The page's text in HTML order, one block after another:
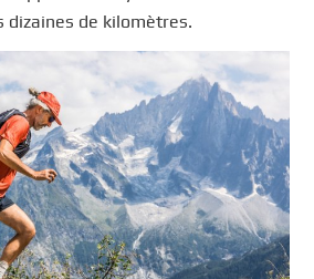
dizaines de kilomètres.